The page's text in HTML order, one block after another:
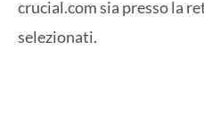
crucial.com sia presso la
selezionati.